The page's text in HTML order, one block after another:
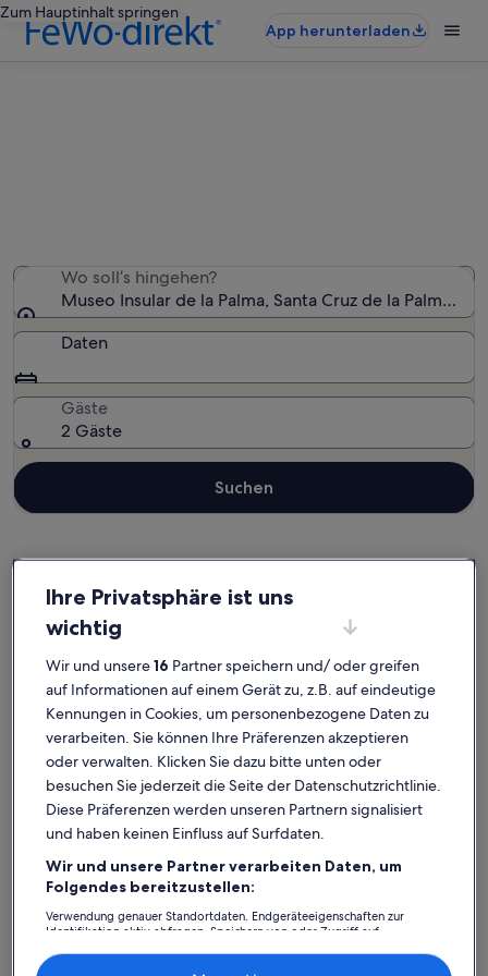
Zum Hauptinhalt springen
App herunterladen
Wo soll’s hingehen?
Museo Insular de la Palma, Santa Cruz de la Palma,
Daten
Gäste
2 Gäste
Suchen
Santa Cruz de la Palma
Ferienunterkünfte nahe Museo Insular de la Palma
Wähle die perfekte Ferienunterkunft, die nahe Museo Insular de la
Palma gelegen ist. Ferienhäuser und -wohnungen bieten dir für
deinen Aufenthalt mit deinen Freunden, deiner Familie oder deiner
Fellnase alles, worauf es ankommt, wie einen Parkplatz und einen
Kamin. Und auch wenn du Optionen zur Barrierefreiheit oder
bezüglich der Rauchpräferenzen suchst, wirst du bei uns bestimmt
fündig.
Finde Unterkünfte ganz nach deinem
Geschmack
Suche nach FerienhäusernSuche nach Ferienwohnungen oder
Suche nach
Ihre Privatsphäre ist uns
wichtig
Wir und unsere16 Partner speichern und/ oder greifen
auf Informationen auf einem Gerät zu, z.B. auf eindeutige
Kennungen in Cookies, um personenbezogene Daten zu
verarbeiten. Sie können Ihre Präferenzen akzeptieren
oder verwalten. Klicken Sie dazu bitte unten oder
besuchen Sie jederzeit die Seite der Datenschutzrichtlinie.
Diese Präferenzen werden unseren Partnern signalisiert
und haben keinen Einfluss auf Surfdaten.
Wir und unsere Partner verarbeiten Daten, um
Folgendes bereitzustellen:
Verwendung genauer Standortdaten. Endgeräteeigenschaften zur
Identifikation aktiv abfragen. Speichern von oder Zugriff auf
Inhalte, Messung von Werbeleistung und der Performance von Inhalten,